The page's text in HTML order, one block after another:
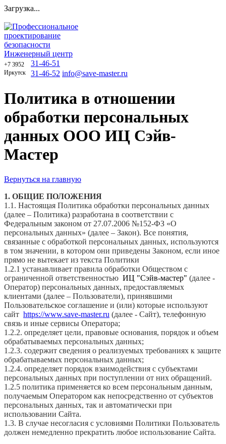
Загрузка...
Профессиональное
проектирование
безопасности
Инженерный центр
+7 3952
Иркутск
31-46-51
31-46-52 info@save-master.ru
Политика в отношении
обработки персональных
данных ООО ИЦ Сэйв-
Мастер
Вернуться на главную
1. ОБЩИЕ ПОЛОЖЕНИЯ
1.1. Настоящая Политика обработки персональных данных
(далее – Политика) разработана в соответствии с
Федеральным законом от 27.07.2006 №152-ФЗ «О
персональных данных» (далее – Закон). Все понятия,
связанные с обработкой персональных данных, используются
в том значении, в котором они приведены Законом, если иное
прямо не вытекает из текста Политики
1.2.1 устанавливает правила обработки Обществом с
ограниченной ответственностью ИЦ "Сэйв-мастер" (далее -
Оператор) персональных данных, предоставляемых
клиентами (далее – Пользователи), принявшими
Пользовательское соглашение и (или) которые используют
сайт https://www.save-master.ru (далее - Сайт), телефонную
связь и иные сервисы Оператора;
1.2.2. определяет цели, правовые основания, порядок и объем
обрабатываемых персональных данных;
1.2.3. содержит сведения о реализуемых требованиях к защите
обрабатываемых персональных данных;
1.2.4. определяет порядок взаимодействия с субъектами
персональных данных при поступлении от них обращений.
1.2.5 политика применяется ко всем персональным данным,
получаемым Оператором как непосредственно от субъектов
персональных данных, так и автоматически при
использовании Сайта.
1.3. В случае несогласия с условиями Политики Пользователь
должен немедленно прекратить любое использование Сайта.